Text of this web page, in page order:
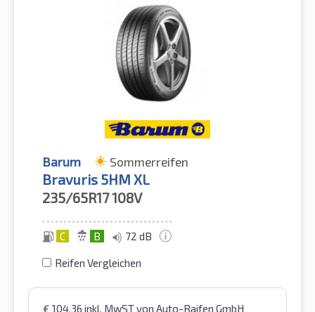
Barum Sommerreifen
Bravuris 5HM XL
235/65R17108V
C B 72 dB
Reifen Vergleichen
€ 104,36 inkl. MwSTvon Auto-Raifen GmbH